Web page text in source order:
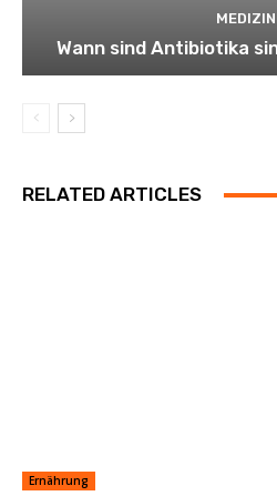
MEDIZIN
Wann sind Antibiotika
RELATED ARTICLES
Ernährung